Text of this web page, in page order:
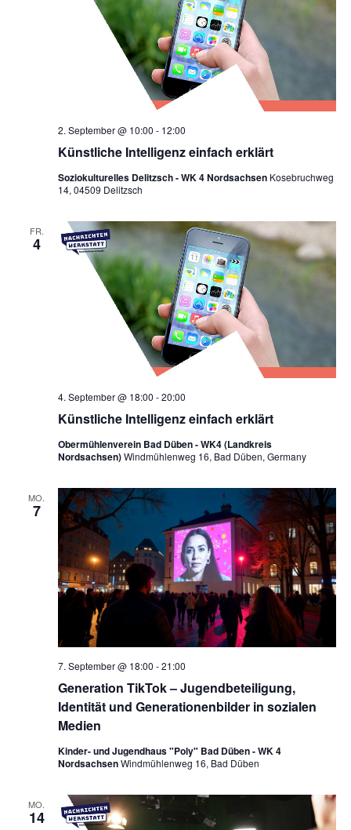
Künstliche Intelligenz einfach erklärt
2. September @ 10:00 - 12:00
Soziokulturelles Delitzsch - WK 4 Nordsachsen Kosebruchweg
14, 04509 Delitzsch
FR.
4
Künstliche Intelligenz einfach erklärt
4. September @ 18:00 -20:00
Obermühlenverein Bad Düben - WK4 (Landkreis
Nordsachsen)Windmühlenweg 16, Bad Düben, Germany
MO.
7
Generation TikTok – Jugendbeteiligung,
Identität und Generationenbilder in sozialen
Medien
7. September @ 18:00 -21:00
Kinder- und Jugendhaus "Poly" Bad Düben - WK 4
NordsachsenWindmühlenweg 16, Bad Düben
MO.
14